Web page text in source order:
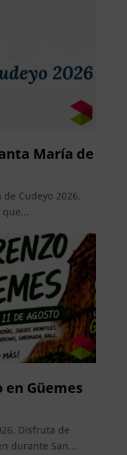
María de
Cudeyo 2026.
en Güemes
Disfruta de
durante San...